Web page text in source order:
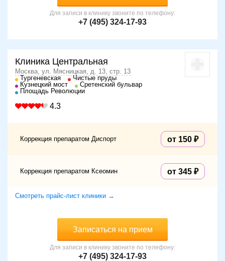
Для записи в клинику звоните по телефону:
+7 (495) 324-17-93
Клиника Центральная
Москва, ул. Мясницкая, д. 13, стр. 13
Тургеневская
Чистые пруды
Кузнецкий мост
Сретенский бульвар
Площадь Революции
4.3
Коррекция препаратом Диспорт от 150
Коррекция препаратом Ксеомин от 345
Смотреть прайс-лист клиники →
Записаться на прием
Для записи в клинику звоните по телефону:
+7 (495) 324-17-93